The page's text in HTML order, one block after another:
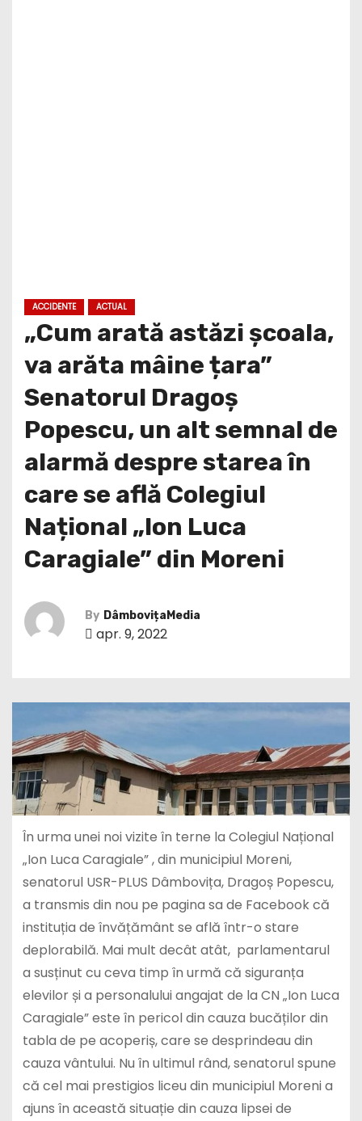
ACCIDENTE ACTUAL
„Cum arată astăzi școala,
va arăta mâine țara”
Senatorul Dragoș
Popescu, un alt semnal de
alarmă despre starea în
care se află Colegiul
Național „Ion Luca
Caragiale” din Moreni
By DâmbovițaMedia
apr. 9, 2022
În urma unei noi vizite în terne la Colegiul Național
„Ion Luca Caragiale” , din municipiul Moreni,
senatorul USR-PLUS Dâmbovița, Dragoș Popescu,
a transmis din nou pe pagina sa de Facebook că
instituția de învățământ se află într-o stare
deplorabilă. Mai mult decât atât, parlamentarul
a susținut cu ceva timp în urmă că siguranța
elevilor și a personalului angajat de la CN „Ion Luca
Caragiale” este în pericol din cauza bucăților din
tabla de pe acoperiș, care se desprindeau din
cauza vântului. Nu în ultimul rând, senatorul spune
că cel mai prestigios liceu din municipiul Moreni a
ajuns în această situație din cauza lipsei de